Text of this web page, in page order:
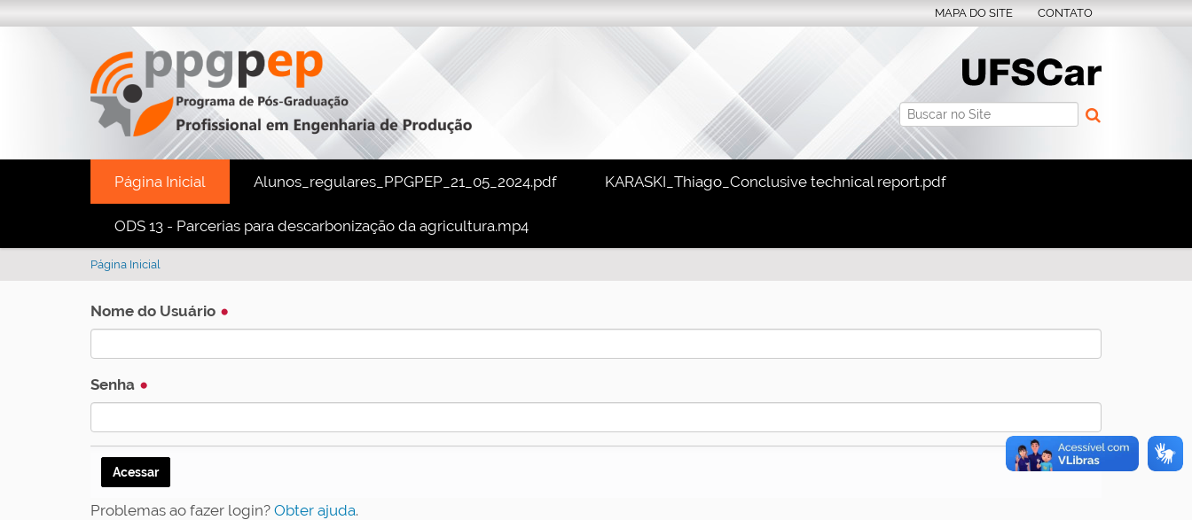
Busca
Busca Avançada…
MAPA DO SITE CONTATO
Página Inicial Alunos_regulares_PPGPEP_21_05_2024.pdf KARASKI_Thiago_Conclusive technical report.pdf
ODS 13 - Parcerias para descarbonização da agricultura.mp4
V
ê
s
á
q
u
Página Inicial
Nome do Usuário
Senha
Problemas ao fazer login? Obter ajuda.